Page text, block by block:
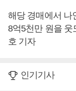
해당 경매에서 나
8억5천만 원을 웃
호 기자
인기기사